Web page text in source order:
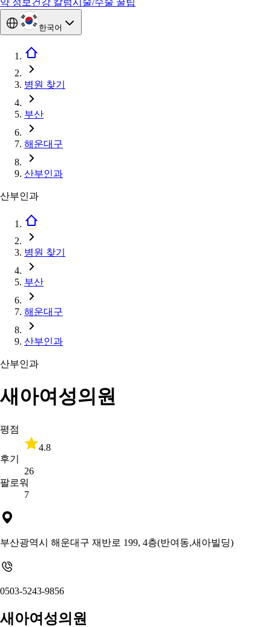
약 정보 건강 칼럼시술/수술 꿀팁
한국어
병원 찾기
부산
해운대구
산부인과
산부인과
병원 찾기
부산
해운대구
산부인과
산부인과
새아여성의원
평점
4.8
후기
26
팔로워
7
부산광역시 해운대구 재반로 199, 4층(반여동,새아빌딩)
0503-5243-9856
새아여성의원